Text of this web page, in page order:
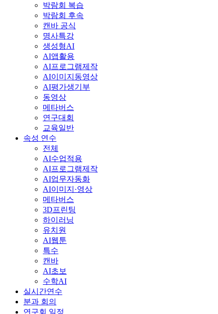
박람회 복습
박람회 후속
캔바 공식
명사특강
생성형AI
AI앱활용
AI프로그램제작
AI이미지동영상
AI평가생기부
동영상
메타버스
연구대회
교육일반
속성 연수
전체
AI수업적용
AI프로그램제작
AI업무자동화
AI이미지·영상
메타버스
3D프린팅
하이러닝
유치원
AI웹툰
특수
캔바
AI초보
수학AI
실시간연수
분과 회의
연구회 일정